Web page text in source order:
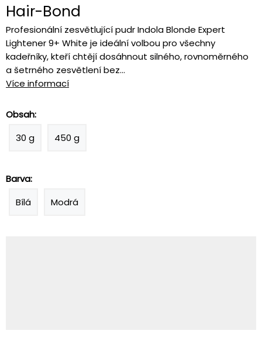
Hair-Bond
Profesionální zesvětlující pudr Indola Blonde Expert
Lightener 9+ White je ideální volbou pro všechny
kadeřníky, kteří chtějí dosáhnout silného, rovnoměrného
a šetrného zesvětlení bez...
Více informací
Obsah:
30 g
450 g
Barva:
Bílá
Modrá